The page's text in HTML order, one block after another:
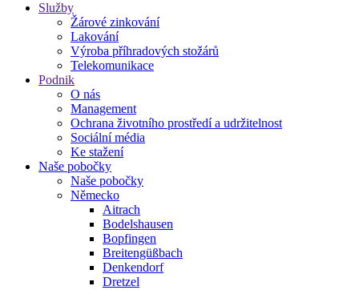
Služby
Žárové zinkování
Lakování
Výroba příhradových stožárů
Telekomunikace
Podnik
O nás
Management
Ochrana životního prostředí a udržitelnost
Sociální média
Ke stažení
Naše pobočky
Naše pobočky
Německo
Aitrach
Bodelshausen
Bopfingen
Breitengüßbach
Denkendorf
Dretzel